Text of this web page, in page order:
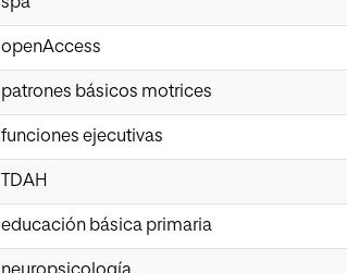
openAccess
patrones básicos motrices
funciones ejecutivas
TDAH
educación básica primaria